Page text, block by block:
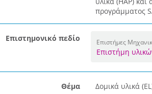
προγράμματος
Επιστημονικό πεδίο Επιστήμες
Επιστήμη
Θέμα
Δομικά υλικά